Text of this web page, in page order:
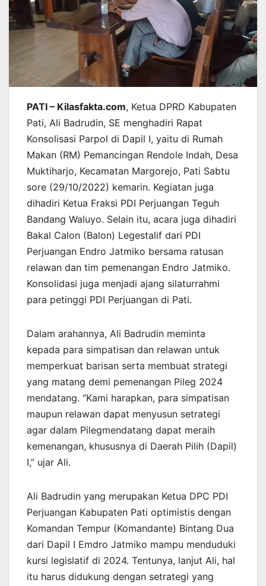
PATI – Kilasfakta.com, Ketua DPRD Kabupaten
Pati, Ali Badrudin, SE menghadiri Rapat
Konsolisasi Parpol di Dapil I, yaitu di Rumah
Makan (RM) Pemancingan Rendole Indah, Desa
Muktiharjo, Kecamatan Margorejo, Pati Sabtu
sore (29/10/2022) kemarin. Kegiatan juga
dihadiri Ketua Fraksi PDI Perjuangan Teguh
Bandang Waluyo. Selain itu, acara juga dihadiri
Bakal Calon (Balon) Legestalif dari PDI
Perjuangan Endro Jatmiko bersama ratusan
relawan dan tim pemenangan Endro Jatmiko.
Konsolidasi juga menjadi ajang silaturrahmi
para petinggi PDI Perjuangan di Pati.
Dalam arahannya, Ali Badrudin meminta
kepada para simpatisan dan relawan untuk
memperkuat barisan serta membuat strategi
yang matang demi pemenangan Pileg 2024
mendatang. “Kami harapkan, para simpatisan
maupun relawan dapat menyusun setrategi
agar dalam Pilegmendatang dapat meraih
kemenangan, khususnya di Daerah Pilih (Dapil)
I,” ujar Ali.
Ali Badrudin yang merupakan Ketua DPC PDI
Perjuangan Kabupaten Pati optimistis dengan
Komandan Tempur (Komandante) Bintang Dua
dari Dapil I Emdro Jatmiko mampu menduduki
kursi legislatif di 2024. Tentunya, lanjut Ali, hal
itu harus didukung dengan setrategi yang